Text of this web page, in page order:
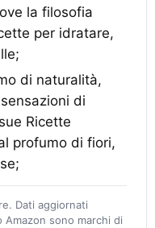
la filosofia
per idratare,
di naturalità,
di
Ricette
profumo di fiori,
Dati aggiornati
Amazon sono marchi di